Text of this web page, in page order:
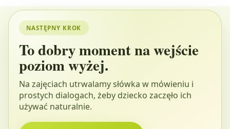
NASTĘPNY KROK
To dobry moment na wejście
poziom wyżej.
Na zajęciach utrwalamy słówka w mówieniu i
prostych dialogach, żeby dziecko zaczęło ich
używać naturalnie.